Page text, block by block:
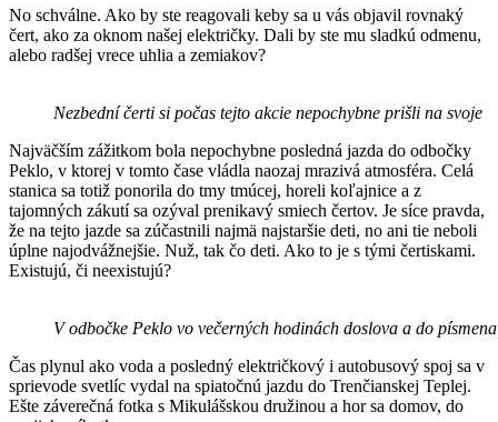
No schválne. Ako by ste reagovali keby sa u vás objavil rovnaký
čert, ako za oknom našej električky. Dali by ste mu sladkú odmenu,
alebo radšej vrece uhlia a zemiakov?
Nezbední čerti si počas tejto akcie nepochybne prišli na svoje
Najväčším zážitkom bola nepochybne posledná jazda do odbočky
Peklo, v ktorej v tomto čase vládla naozaj mrazivá atmosféra. Celá
stanica sa totiž ponorila do tmy tmúcej, horeli koľajnice a z
tajomných zákutí sa ozýval prenikavý smiech čertov. Je síce pravda,
že na tejto jazde sa zúčastnili najmä najstaršie deti, no ani tie neboli
úplne najodvážnejšie. Nuž, tak čo deti. Ako to je s tými čertiskami.
Existujú, či neexistujú?
V odbočke Peklo vo večerných hodinách doslova a do
Čas plynul ako voda a posledný električkový i autobusový spoj sa v
sprievode svetlíc vydal na spiatočnú jazdu do Trenčianskej Teplej.
Ešte záverečná fotka s Mikulášskou družinou a hor sa domov, do